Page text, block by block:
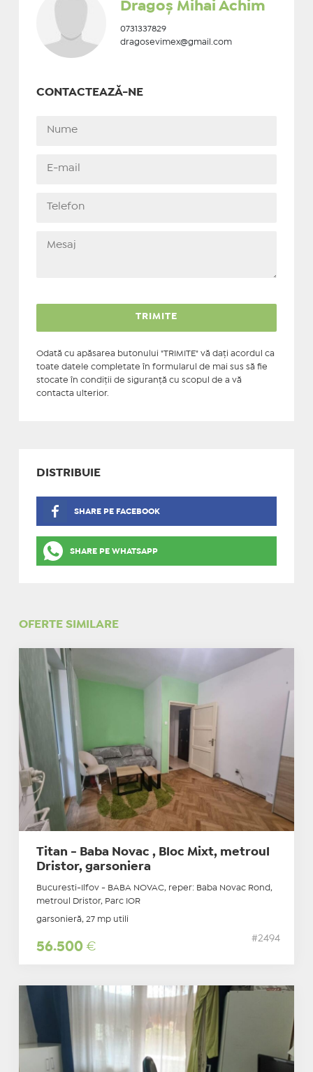
Dragoș Mihai Achim
0731337829
dragosevimex@gmail.com
CONTACTEAZĂ-NE
Odată cu apăsarea butonului "TRIMITE" vă daţi acordul ca
toate datele completate în formularul de mai sus să fie
stocate în condiţii de siguranţă cu scopul de a vă
contacta ulterior.
DISTRIBUIE
SHARE PE FACEBOOK
SHARE PE WHATSAPP
OFERTE SIMILARE
Titan - Baba Novac , Bloc Mixt, metroul
Dristor, garsoniera
Bucuresti-Ilfov - BABA NOVAC, reper: Baba Novac Rond,
metroul Dristor, Parc IOR
garsonieră, 27 mp utili
56.500 €
#2494